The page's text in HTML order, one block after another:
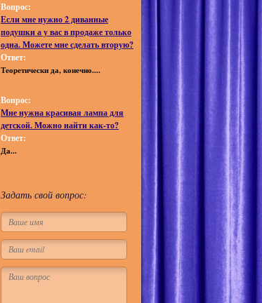
Вопрос:
Если мне нужно 2 диванные
подушки а у вас в продаже только
одна. Можете мне сделать вторую?
Ответ:
Теоретически да, конечно....
Вопрос:
Мне нужна красивая лампа для
детской. Можно найти как-то?
Ответ:
Да...
Задать свой вопрос: